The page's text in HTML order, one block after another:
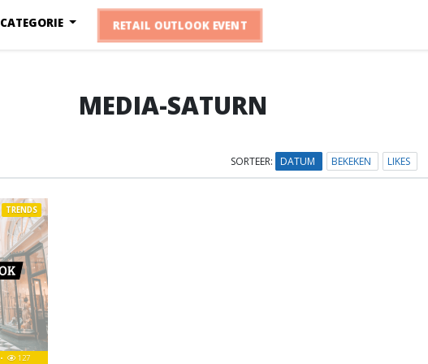
CATEGORIE RETAIL OUTLOOK EVENT
MEDIA-SATURN
SORTEER: DATUM BEKEKEN LIKES
127
TRENDS